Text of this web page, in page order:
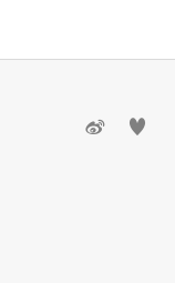
 